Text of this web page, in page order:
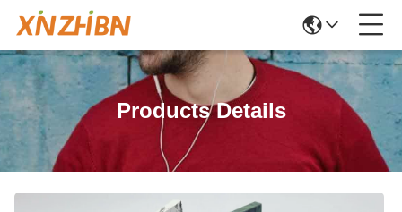
Products Details